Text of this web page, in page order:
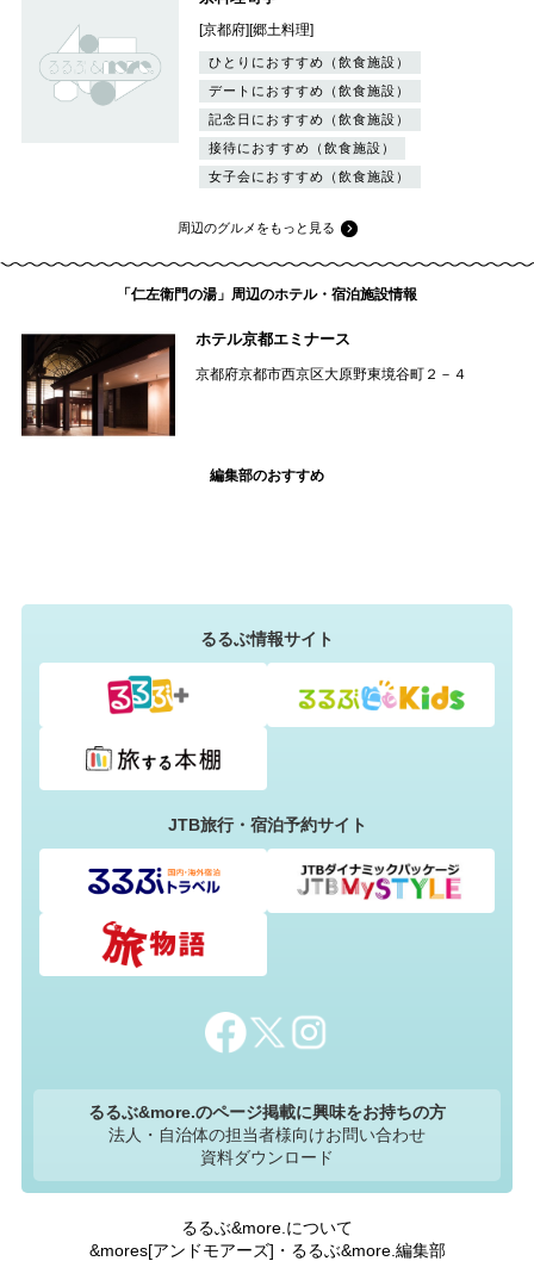
[京都府][郷土料理]
ひとりにおすすめ（飲食施設）
デートにおすすめ（飲食施設）
記念日におすすめ（飲食施設）
接待におすすめ（飲食施設）
女子会におすすめ（飲食施設）
周辺のグルメをもっと見る
「仁左衛門の湯」周辺のホテル・宿泊施設情報
ホテル京都エミナース
京都府京都市西京区大原野東境谷町２－４
編集部のおすすめ
るるぶ情報サイト
JTB旅行・宿泊予約サイト
るるぶ&more.のページ掲載に興味をお持ちの方
法人・自治体の担当者様向けお問い合わせ
資料ダウンロード
るるぶ&more.について
&mores[アンドモアーズ]・るるぶ&more.編集部